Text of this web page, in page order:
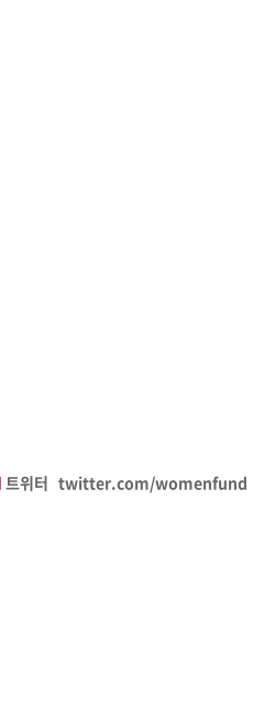
트위터 twitter.com/womenfund